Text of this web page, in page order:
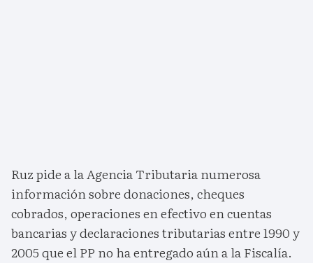
Ruz pide a la Agencia Tributaria numerosa
información sobre donaciones, cheques
cobrados, operaciones en efectivo en cuentas
bancarias y declaraciones tributarias entre 1990 y
2005 que el PP no ha entregado aún a la Fiscalía.